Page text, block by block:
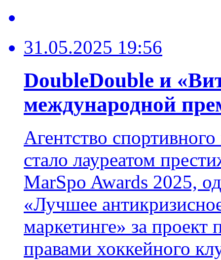
31.05.2025 19:56
DoubleDouble и
международной
Агентство
стало лауреатом
MarSpo Awards 2025,
«Лучшее
маркетинге» за
правами хоккейного